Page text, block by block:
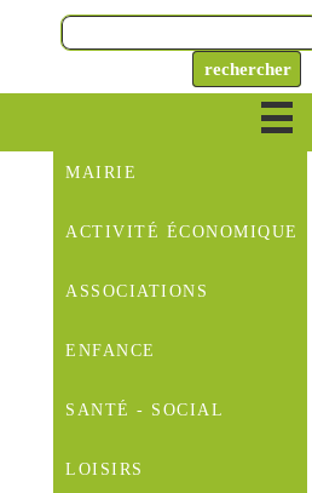
MAIRIE
ACTIVITÉ ÉCONOMIQUE
ASSOCIATIONS
ENFANCE
SANTÉ - SOCIAL
LOISIRS